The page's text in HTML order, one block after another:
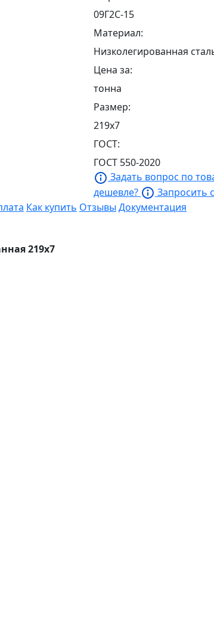
09Г2С-15
Материал:
Низколегированная
Цена за:
тонна
Размер:
219х7
ГОСТ:
ГОСТ 550-2020
Задать вопрос по
дешевле?
Запросить
Как купить Отзывы Документация
219х7